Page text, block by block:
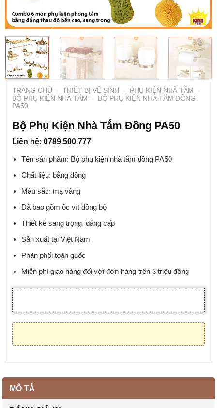
TRANG CHỦ - THIẾT BỊ VỆ SINH - PHỤ KIỆN NHÀ TẮM
-
BỘ PHỤ KIỆN NHÀ TẮM
-
BỘ PHỤ KIỆN NHÀ TẮM ĐỒNG
PA50
Bộ Phụ Kiện Nhà Tắm Đồng PA50
Liên hệ: 0789.500.777
Tên sản phẩm: Bộ phụ kiện nhà tắm đồng PA50
Chất liệu: bằng đồng
Màu sắc: mạ vàng
Đã bao gồm ốc vít đồng bộ
Thiết kế sang trọng, đẳng cấp
Sản xuất tại Việt Nam
Phân phối toàn quốc
Miễn phí giao hàng đối với đơn hàng trên 3 triệu đồng
MÔ TẢ